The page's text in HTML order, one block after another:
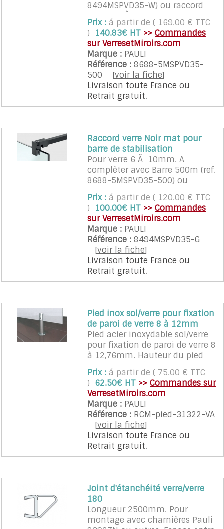
8494MSPVD35-W) ou raccord
mur a 45Â° (ref.8496MSPVD35-
W45) et raccord verre (ref.
8494MSPVD35-G). Existe en
1000mm
Prix : á partir de ( 169.00 € TTC
)
140.83€ HT >> Commandes
sur VerresetMiroirs.com
Marque : PAULI
Référence : 8688-5MSPVD35-
500 [voir la fiche]
Livraison toute France ou
Retrait gratuit.
Raccord verre Noir mat pour
barre de stabilisation
Pour verre 6 Ã 10mm. A
complèter avec Barre 500m (ref.
8688-5MSPVD35-500) ou
1000mm (ref. 8688-5MSPVD35-
1000) et raccord mural droit
(ref. 8494MSPVD35-W) ou a 45Â°
(ref. 8496MSPVD35-W45)
Prix : á partir de ( 120.00 € TTC
)
100.00€ HT >> Commandes
sur VerresetMiroirs.com
Marque : PAULI
Référence : 8494MSPVD35-G
[voir la fiche]
Livraison toute France ou
Retrait gratuit.
Pied inox sol/verre pour fixation
de paroi de verre 8 à 12mm
Pied acier inoxydable sol/verre
pour fixation de paroi de verre 8
à 12,76mm. Hauteur du pied
130mm, surélève le verre de
62mm
Prix : á partir de ( 75.00 € TTC
) 62.50€ HT >> Commandes sur
VerresetMiroirs.com
Marque : PAULI
Référence : RCM-pied-31322-VA
[voir la fiche]
Livraison toute France ou
Retrait gratuit.
Joint d'étanchéité verre/verre
180
Longueur 2500mm. Pour
montage avec charnières Pauli